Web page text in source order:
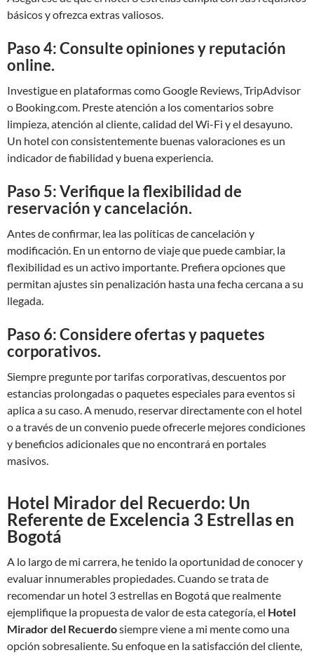
básicos y ofrezca extras valiosos.
Paso 4: Consulte opiniones y reputación
online.
Investigue en plataformas como Google Reviews, TripAdvisor
o Booking.com. Preste atención a los comentarios sobre
limpieza, atención al cliente, calidad del Wi-Fi y el desayuno.
Un hotel con consistentemente buenas valoraciones es un
indicador de fiabilidad y buena experiencia.
Paso 5: Verifique la flexibilidad de
reservación y cancelación.
Antes de confirmar, lea las políticas de cancelación y
modificación. En un entorno de viaje que puede cambiar, la
flexibilidad es un activo importante. Prefiera opciones que
permitan ajustes sin penalización hasta una fecha cercana a su
llegada.
Paso 6: Considere ofertas y paquetes
corporativos.
Siempre pregunte por tarifas corporativas, descuentos por
estancias prolongadas o paquetes especiales para eventos si
aplica a su caso. A menudo, reservar directamente con el hotel
o a través de un convenio puede ofrecerle mejores condiciones
y beneficios adicionales que no encontrará en portales
masivos.
Hotel Mirador del Recuerdo: Un
Referente de Excelencia 3 Estrellas en
Bogotá
A lo largo de mi carrera, he tenido la oportunidad de conocer y
evaluar innumerables propiedades. Cuando se trata de
recomendar un hotel 3 estrellas en Bogotá que realmente
ejemplifique la propuesta de valor de esta categoría, el Hotel
Mirador del Recuerdosiempre viene a mi mente como una
opción sobresaliente. Su enfoque en la satisfacción del cliente,